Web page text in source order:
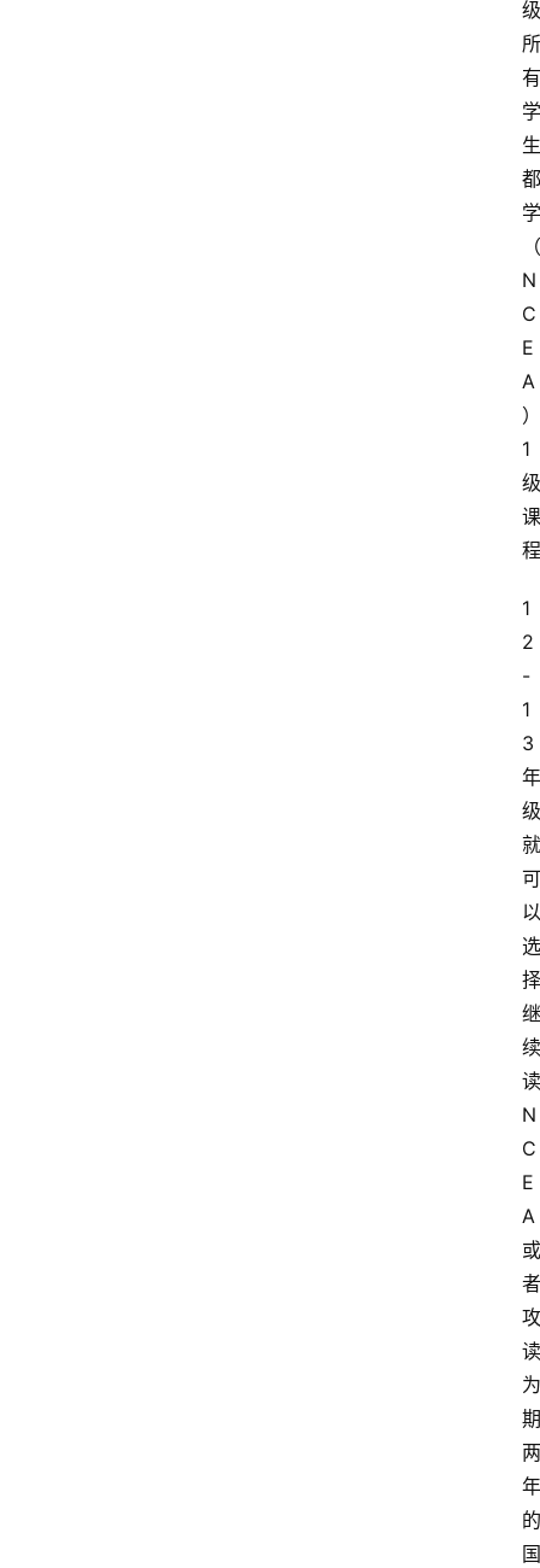
级
所
有
学
生
都
学
（
N
C
E
A
）
1
级
课
程
1
2
-
1
3
年
级
就
可
以
选
择
继
续
读
N
C
E
A
或
者
攻
读
为
期
两
年
的
国